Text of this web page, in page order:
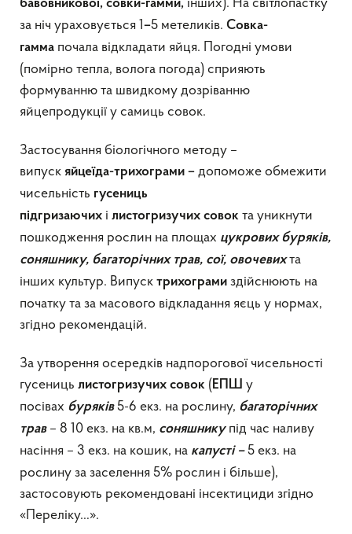
бавовникової, совки-гамми, інших). На світлопастку
за ніч ураховується 1–5 метеликів. Совка-
гамма почала відкладати яйця. Погодні умови
(помірно тепла, волога погода) сприяють
формуванню та швидкому дозріванню
яйцепродукції у самиць совок.
Застосування біологічного методу –
випуск яйцеїда-трихограми – допоможе обмежити
чисельність гусениць
підгризаючих і листогризучих совок та уникнути
пошкодження рослин на площах цукрових буряків,
соняшнику, багаторічних трав, сої, овочевихта
інших культур. Випуск трихограми здійснюють на
початку та за масового відкладання яєць у нормах,
згідно рекомендацій.
За утворення осередків надпорогової чисельності
гусениць листогризучих совок (ЕПШ у
посівах буряків5-6 екз. на рослину, багаторічних
трав– 8 10 екз. на кв.м, соняшнику під час наливу
насіння – 3 екз. на кошик, на капусті –5 екз. на
рослину за заселення 5% рослин і більше),
застосовують рекомендовані інсектициди згідно
«Переліку…».